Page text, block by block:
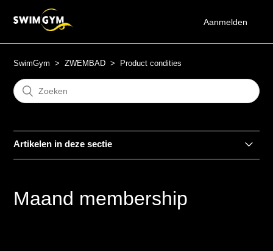
Aanmelden
SwimGym ZWEMBAD Product condities
Artikelen in deze sectie
Maand membership
Maand membership